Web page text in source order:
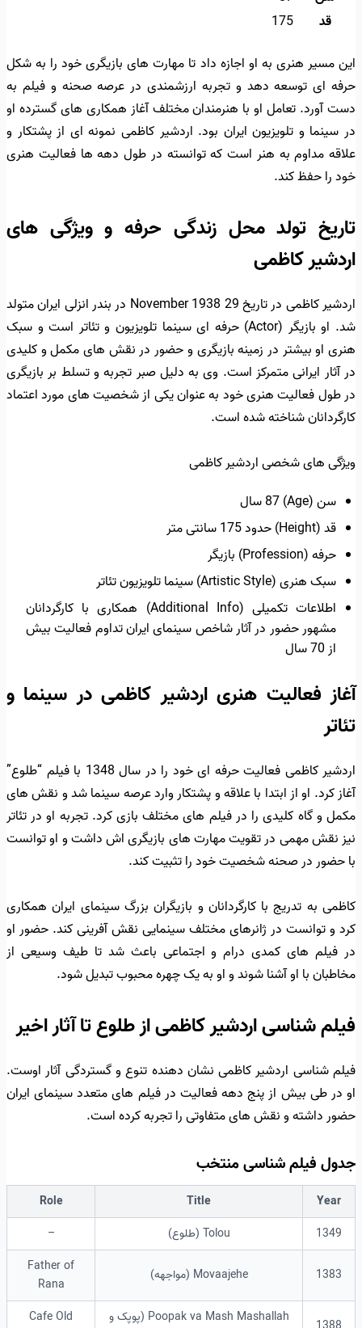
قد
175
این مسیر هنری به او اجازه داد تا مهارت های بازیگری خود را به شکل
حرفه ای توسعه دهد و تجربه ارزشمندی در عرصه صحنه و فیلم به
دست آورد. تعامل او با هنرمندان مختلف آغاز همکاری های گسترده او
در سینما و تلویزیون ایران بود. اردشیر کاظمی نمونه ای از پشتکار و
علاقه مداوم به هنر است که توانسته در طول دهه ها فعالیت هنری
خود را حفظ کند.
تاریخ تولد محل زندگی حرفه و ویژگی های
اردشیر کاظمی
اردشیر کاظمی در تاریخ 29 November 1938 در بندر انزلی ایران متولد
شد. او بازیگر (Actor) حرفه ای سینما تلویزیون و تئاتر است و سبک
هنری او بیشتر در زمینه بازیگری و حضور در نقش های مکمل و کلیدی
در آثار ایرانی متمرکز است. وی به دلیل صبر تجربه و تسلط بر بازیگری
در طول فعالیت هنری خود به عنوان یکی از شخصیت های مورد اعتماد
کارگردانان شناخته شده است.
ویژگی های شخصی اردشیر کاظمی
سن (Age) 87 سال
قد (Height) حدود 175 سانتی متر
حرفه (Profession) بازیگر
سبک هنری (Artistic Style) سینما تلویزیون تئاتر
اطلاعات تکمیلی (Additional Info) همکاری با کارگردانان
مشهور حضور در آثار شاخص سینمای ایران تداوم فعالیت بیش
از 70 سال
آغاز فعالیت هنری اردشیر کاظمی در سینما و
تئاتر
اردشیر کاظمی فعالیت حرفه ای خود را در سال 1348 با فیلم “طلوع”
آغاز کرد. او از ابتدا با علاقه و پشتکار وارد عرصه سینما شد و نقش های
مکمل و گاه کلیدی را در فیلم های مختلف بازی کرد. تجربه او در تئاتر
نیز نقش مهمی در تقویت مهارت های بازیگری اش داشت و او توانست
با حضور در صحنه شخصیت خود را تثبیت کند.
کاظمی به تدریج با کارگردانان و بازیگران بزرگ سینمای ایران همکاری
کرد و توانست در ژانرهای مختلف سینمایی نقش آفرینی کند. حضور او
در فیلم های کمدی درام و اجتماعی باعث شد تا طیف وسیعی از
مخاطبان با او آشنا شوند و او به یک چهره محبوب تبدیل شود.
فیلم شناسی اردشیر کاظمی از طلوع تا آثار اخیر
فیلم شناسی اردشیر کاظمی نشان دهنده تنوع و گستردگی آثار اوست.
او در طی بیش از پنج دهه فعالیت در فیلم های متعدد سینمای ایران
حضور داشته و نقش های متفاوتی را تجربه کرده است.
جدول فیلم شناسی منتخب
Year
Title
Role
1349
Tolou (طلوع) –
1383 Movaajehe (مواجهه)
Father of
Rana
Poopak va Mash Mashallah (پوپک و
Cafe Old